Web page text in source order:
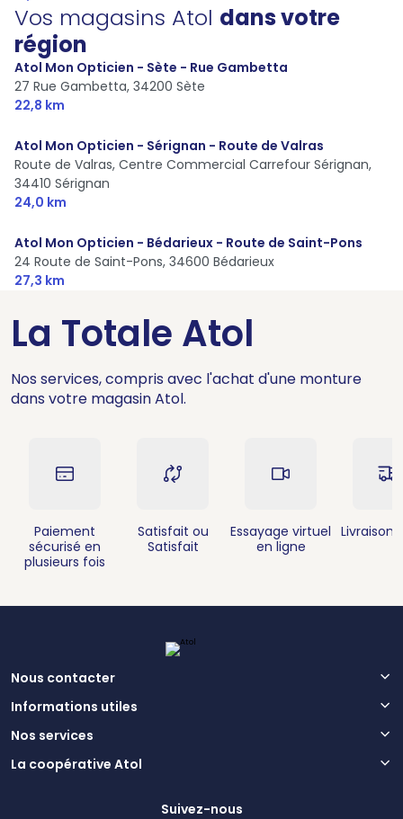
Vos magasins Atol dans votre
région
Atol Mon Opticien - Sète - Rue Gambetta
27 Rue Gambetta, 34200 Sète
22,8 km
Atol Mon Opticien - Sérignan - Route de Valras
Route de Valras, Centre Commercial Carrefour Sérignan,
34410 Sérignan
24,0 km
Atol Mon Opticien - Bédarieux - Route de Saint-Pons
24 Route de Saint-Pons, 34600 Bédarieux
27,3 km
La Totale Atol
Nos services, compris avec l'achat d'une monture
dans votre magasin Atol.
Paiement
sécurisé en
plusieurs fois
Satisfait ou
Satisfait
Essayage virtuel
en ligne
Livraison
Nous contacter
Informations utiles
Nos services
La coopérative Atol
Suivez-nous